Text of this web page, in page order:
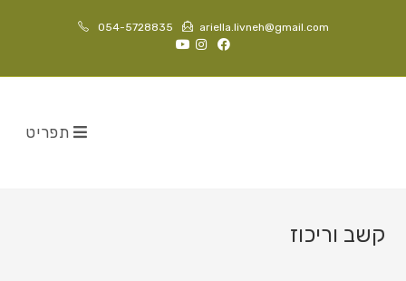
054-5728835 ariella.livneh@gmail.com
תפריט
קשב וריכוז